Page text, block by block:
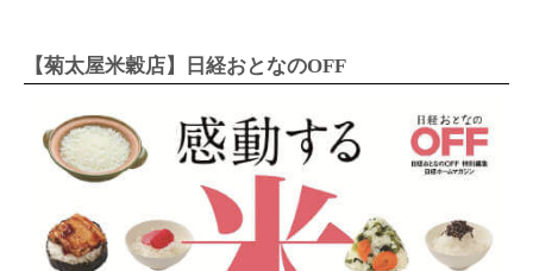
【菊太屋米穀店】日経おとなのOFF